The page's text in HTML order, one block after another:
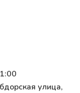
улица,